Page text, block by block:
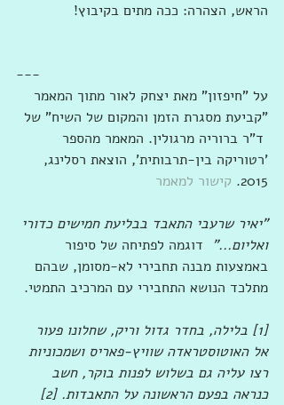
הראש, הצהרה: ככה מתים בקיבוץ!
---
על "חיפזון" מאת יצחק לאור מתוך המאמר
"קביעת מסגרת הזמן והמקום של השיח" של
ד"ר ברוריה מרגולין. המאמר מהספר
'רטוריקה בין-תרבותית', הוצאת רסלינג,
2015. קישור למאמר
"יאיר שרעבי התאבד בבליעת חמישים כדורי
ואליום..." דוגמה לפתיחה של סיפור
באמצעות מבנה תחבירי לא-מסומן, שבהם
מתלכד הנושא התחבירי עם המרכיב התמטי.
[1] בלילה, בחדר גדול וריק, שחלונו פעור
אל האוטוסטראדה שוויץ-פאריס ושמכוניות
רצו עליה גם בשלוש לפנות בוקר, חשב
כנראה בפעם הראשונה על התאבדות. [2]